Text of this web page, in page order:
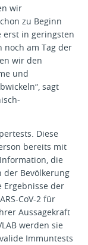
wir
zu Beginn
erst in geringsten
noch am Tag der
wir den
und
sagt
Diese
bereits mit
die
Bevölkerung
Ergebnisse der
CoV-2 für
Aussagekraft
werden sie
Immuntests